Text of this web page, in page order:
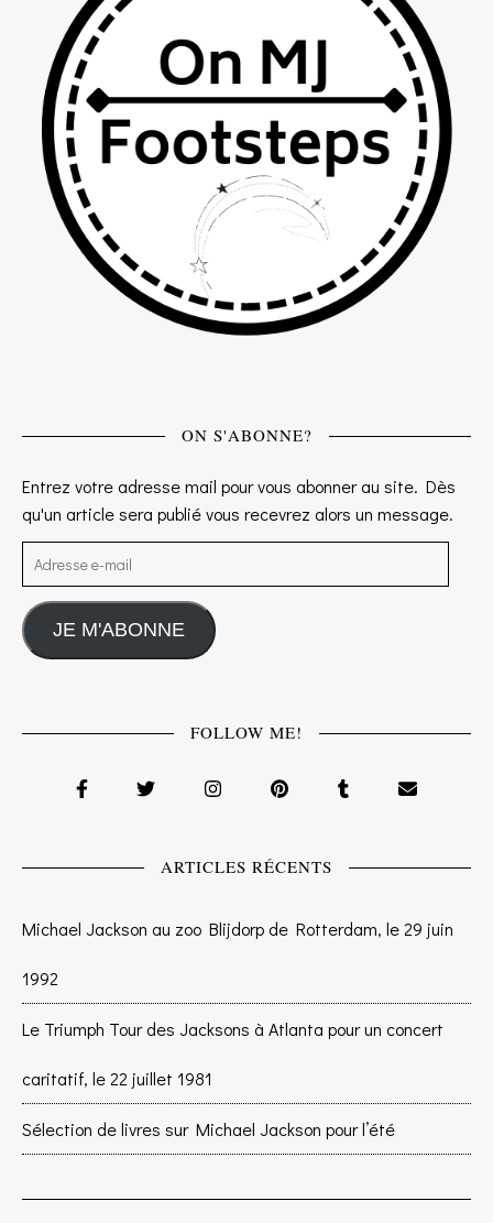
ON S'ABONNE?
Entrez votre adresse mail pour vous abonner au site. Dès
qu'un article sera publié vous recevrez alors un message.
Adresse e-mail
JE M'ABONNE
FOLLOW ME!
ARTICLES RÉCENTS
Michael Jackson au zoo Blijdorp de Rotterdam, le 29 juin
1992
Le Triumph Tour des Jacksons à Atlanta pour un concert
caritatif, le 22 juillet 1981
Sélection de livres sur Michael Jackson pour l’été